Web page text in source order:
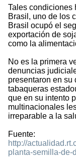
Tales condiciones
Brasil, uno de los
Brasil ocupó el
exportación de
como la
No es la primera
denuncias
presentaron en su
tabaqueras
que en su intento
multinacionales
irreparable a la
Fuente:
http://
planta-semilla-de-